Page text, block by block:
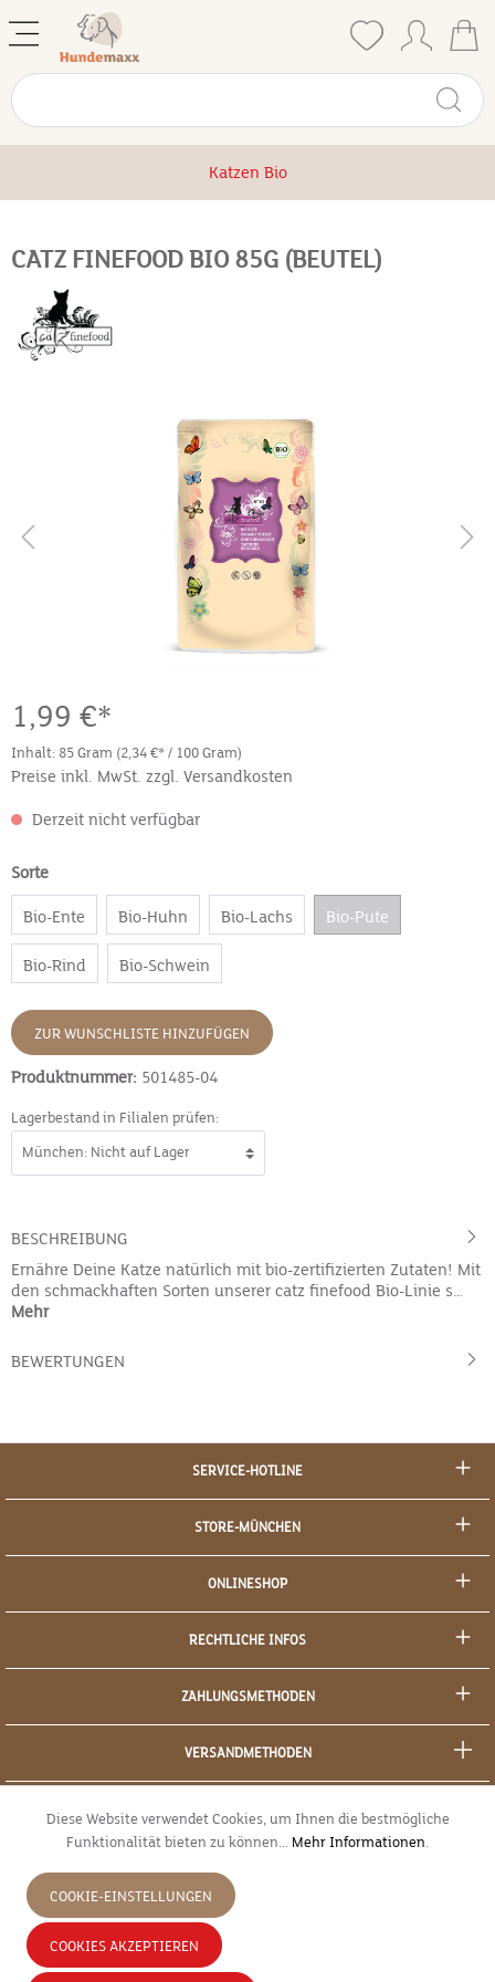
Katzen Bio
CATZ FINEFOOD BIO 85G (BEUTEL)
1,99 €*
Inhalt: 85 Gram (2,34 €* / 100 Gram)
Preise inkl. MwSt. zzgl. Versandkosten
Derzeit nicht verfügbar
Sorte
Bio-Ente Bio-Huhn Bio-Lachs Bio-Pute
Bio-Rind Bio-Schwein
ZUR WUNSCHLISTE HINZUFÜGEN
Produktnummer: 501485-04
Lagerbestand in Filialen prüfen:
BESCHREIBUNG
Ernähre Deine Katze natürlich mit bio-zertifizierten Zutaten! Mit
den schmackhaften Sorten unserer catz finefood Bio-Linie s…
Mehr
BEWERTUNGEN
SERVICE-HOTLINE
STORE-MÜNCHEN
ONLINESHOP
RECHTLICHE INFOS
ZAHLUNGSMETHODEN
VERSANDMETHODEN
JETZT WIDERRUFEN
Diese Website verwendet Cookies, um Ihnen die bestmögliche
Funktionalität bieten zu können... Mehr Informationen.
COOKIE-EINSTELLUNGEN
COOKIES AKZEPTIEREN